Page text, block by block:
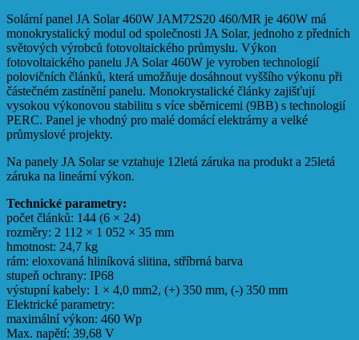
Solární panel JA Solar 460W JAM72S20 460/MR je 460W má
monokrystalický modul od společnosti JA Solar, jednoho z předních
světových výrobců fotovoltaického průmyslu. Výkon
fotovoltaického panelu JA Solar 460W je vyroben technologií
polovičních článků, která umožňuje dosáhnout vyššího výkonu při
částečném zastínění panelu. Monokrystalické články zajišťují
vysokou výkonovou stabilitu s více sběrnicemi (9BB) s technologií
PERC. Panel je vhodný pro malé domácí elektrárny a velké
průmyslové projekty.
Na panely JA Solar se vztahuje 12letá záruka na produkt a 25letá
záruka na lineární výkon.
Technické parametry:
počet článků: 144 (6 × 24)
rozměry: 2 112 × 1 052 × 35 mm
hmotnost: 24,7 kg
rám: eloxovaná hliníková slitina, stříbrná barva
stupeň ochrany: IP68
výstupní kabely: 1 × 4,0 mm2, (+) 350 mm, (-) 350 mm
Elektrické parametry:
maximální výkon: 460 Wp
Max. napětí: 39,68 V